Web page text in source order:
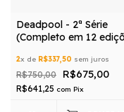
Deadpool - 2ª Série
(Completo em 12
2x de R$337,50 sem juros
R$750,00 R$675,00
R$641,25 com Pix